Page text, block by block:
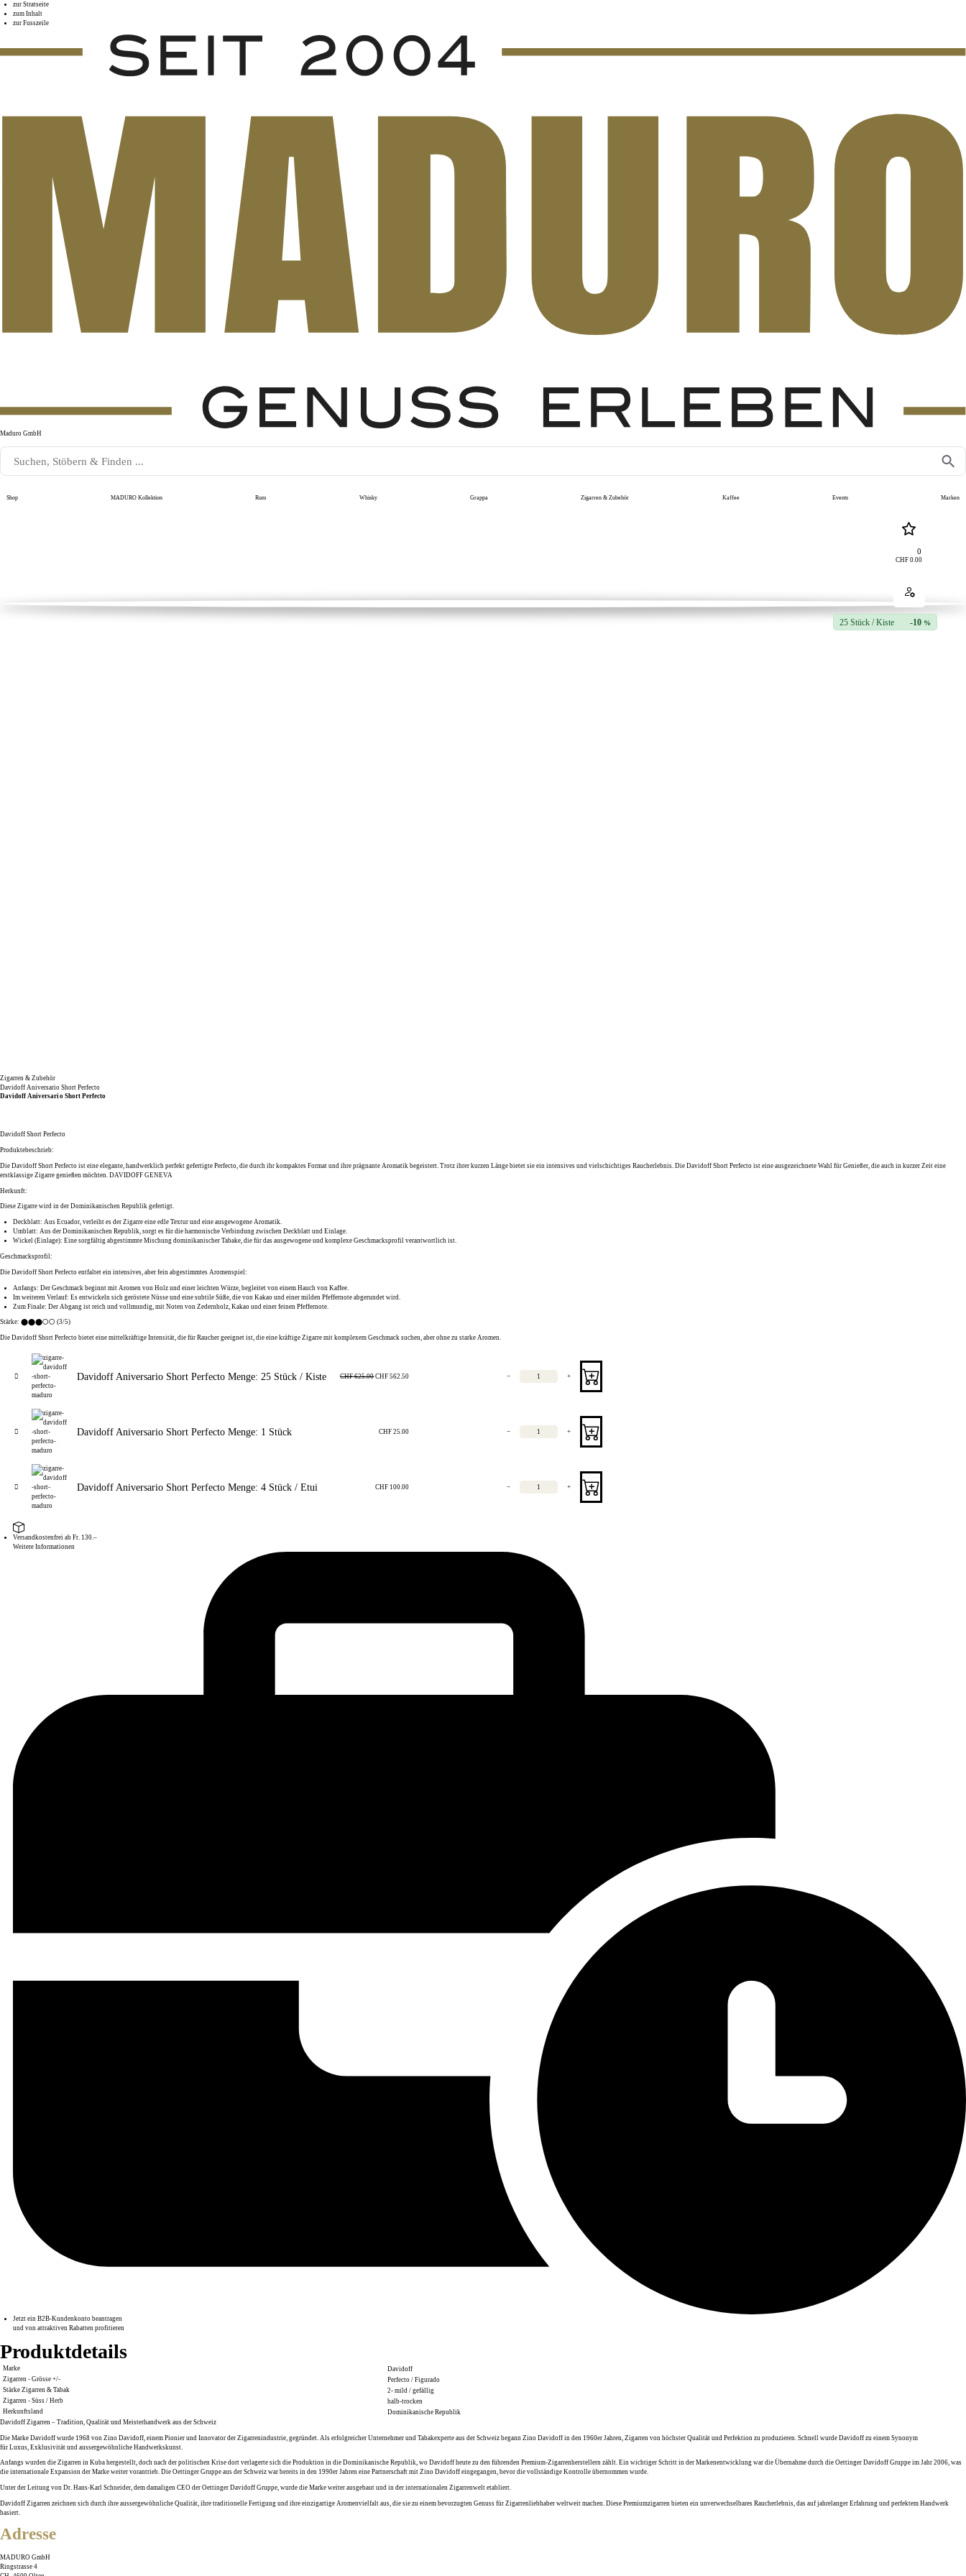
zur Stratseite
zum Inhalt
zur Fusszeile
Maduro GmbH
Shop MADURO Kollektion Rum Whisky Grappa Zigarren & Zubehör Kaffee Events Marken
CHF 0.00
0
25 Stück / Kiste -10 %
Zigarren & Zubehör
Davidoff Aniversario Short Perfecto
Davidoff Aniversario Short Perfecto
Davidoff Short Perfecto
Produktebeschrieb:
Die Davidoff Short Perfecto ist eine elegante, handwerklich perfekt gefertigte Perfecto , die durch ihr kompaktes Format und ihre prägnante Aromatik begeistert. Trotz ihrer kurzen Länge bietet sie ein intensives und vielschichtiges Raucherlebnis. Die Davidoff Short Perfecto ist eine ausgezeichnete Wahl für Genießer, die auch in kurzer Zeit eine
erstklassige Zigarre genießen möchten. DAVIDOFF GENEVA
Herkunft:
Diese Zigarre wird in der Dominikanischen Republik gefertigt.
Deckblatt: Aus Ecuador, verleiht es der Zigarre eine edle Textur und eine ausgewogene Aromatik.
Umblatt: Aus der Dominikanischen Republik, sorgt es für die harmonische Verbindung zwischen Deckblatt und Einlage.
Wickel (Einlage): Eine sorgfältig abgestimmte Mischung dominikanischer Tabake, die für das ausgewogene und komplexe Geschmacksprofil verantwortlich ist.
Geschmacksprofil:
Die Davidoff Short Perfecto entfaltet ein intensives, aber fein abgestimmtes Aromenspiel:
Anfangs: Der Geschmack beginnt mit Aromen von Holzund einer leichten Würze, begleitet von einem Hauch von Kaffee.
Im weiteren Verlauf: Es entwickeln sich geröstete Nüsseund eine subtile Süße, die von Kakaound einer milden Pfeffernoteabgerundet wird.
Zum Finale: Der Abgang ist reich und vollmundig, mit Noten von Zedernholz, Kakaound einer feinen Pfeffernote.
Stärke: ⬤⬤⬤⚪⚪ (3/5)
Die Davidoff Short Perfecto bietet eine mittelkräftige Intensität, die für Raucher geeignet ist, die eine kräftige Zigarre mit komplexem Geschmack suchen, aber ohne zu starke Aromen.
Davidoff Aniversario Short Perfecto Menge: 25 Stück / Kiste CHF625.00 CHF 562.50 − +
Davidoff Aniversario Short Perfecto Menge: 1 Stück CHF 25.00 − +
Davidoff Aniversario Short Perfecto Menge: 4 Stück / Etui CHF 100.00 − +
Versandkostenfrei ab Fr. 130.–
Weitere Informationen
Jetzt ein B2B-Kundenkonto beantragen
und von attraktiven Rabatten profitieren
Produktdetails
Marke
Davidoff
Zigarren - Grösse +/-
Perfecto / Figurado
Stärke Zigarren & Tabak
2- mild / gefällig
Zigarren - Süss / Herb
halb-trocken
Herkunftsland
Dominikanische Republik
Davidoff Zigarren – Tradition, Qualität und Meisterhandwerk aus der Schweiz
Die Marke Davidoff wurde 1968 von Zino Davidoff , einem Pionier und Innovator der Zigarrenindustrie, gegründet. Als erfolgreicher Unternehmer und Tabakexperte aus der Schweiz begann Zino Davidoff in den 1960er Jahren , Zigarren von höchster Qualität und Perfektion zu produzieren. Schnell wurde Davidoff zu einem Synonym
für Luxus Exklusivität und aussergewöhnliche Handwerkskunst
Anfangs wurden die Zigarren in Kuba hergestellt, doch nach der politischen Krise dort verlagerte sich die Produktion in die Dominikanische Republik, wo Davidoff heute zu den führenden Premium-Zigarrenherstellern zählt. Ein wichtiger Schritt in der Markenentwicklung war die Übernahme durch die Oettinger Davidoff Gruppe im Jahr 2006, was
die internationale Expansion der Marke weiter vorantrieb. Die Oettinger Gruppe aus der Schweiz war bereits in den 1990er Jahren eine Partnerschaft mit Zino Davidoff eingegangen, bevor die vollständige Kontrolle übernommen wurde.
Unter der Leitung von Dr. Hans-Karl Schneider, dem damaligen CEO der Oettinger Davidoff Gruppe, wurde die Marke weiter ausgebaut und in der internationalen Zigarrenwelt etabliert.
Davidoff Zigarren zeichnen sich durch ihre aussergewöhnliche Qualität , ihre traditionelle Fertigung und ihre einzigartige Aromenvielfalt aus, die sie zu einem bevorzugten Genuss für Zigarrenliebhaber weltweit machen. Diese Premiumzigarren bieten ein unverwechselbares Raucherlebnis, das auf jahrelanger Erfahrung und perfektem Handwerk
basiert.
Adresse
MADURO GmbH
Ringstrasse 4